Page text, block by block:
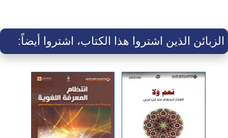
الزبائن الذين اشتروا هذا الكتاب، اشتروا أيضاً: